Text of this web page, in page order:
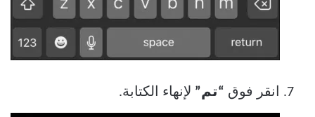
انقر فوق “تم” لإنهاء الكتابة.